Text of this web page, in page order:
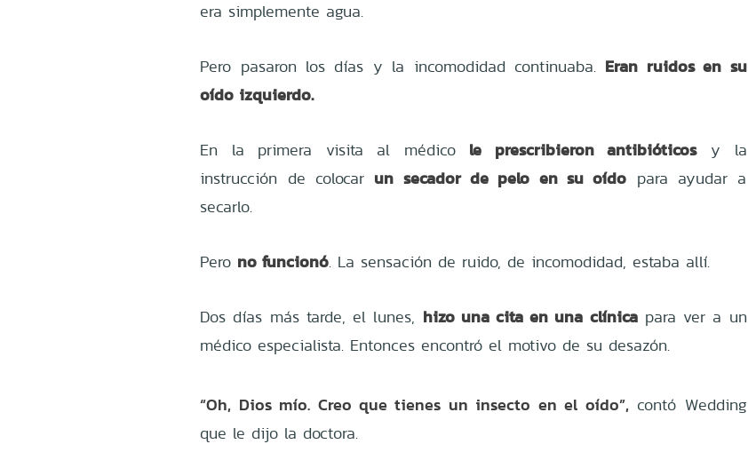
era simplemente agua.
Pero pasaron los días y la incomodidad continuaba. Eran ruidos en su
oído izquierdo.
En la primera visita al médico le prescribieron antibióticosy la
instrucción de colocar un secador de pelo en su oído para ayudar a
secarlo.
Pero no funcionó. La sensación de ruido, de incomodidad, estaba allí.
Dos días más tarde, el lunes, hizo una cita en una clínicapara ver a un
médico especialista. Entonces encontró el motivo de su desazón.
“Oh, Dios mío. Creo que tienes un insecto en el oído”, contó Wedding
que le dijo la doctora.